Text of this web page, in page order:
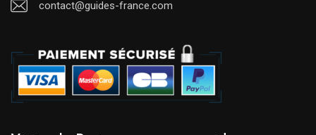
contact@guides-france.com